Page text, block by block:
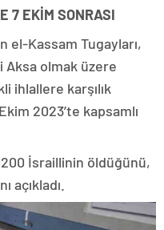
7 EKİM SONRASI
el-Kassam Tugayları,
Aksa olmak üzere
ihlallere karşılık
2023’te kapsamlı
İsraillinin öldüğünü,
açıkladı.